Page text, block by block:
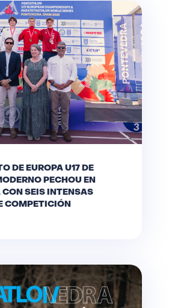
DE EUROPA U17 DE
PECHOU EN
CON SEIS INTENSAS
COMPETICIÓN